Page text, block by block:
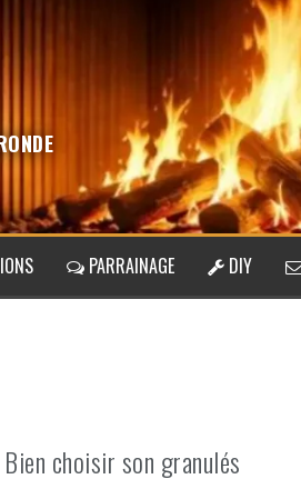
PARRAINAGE DIY
Bien choisir son granulés